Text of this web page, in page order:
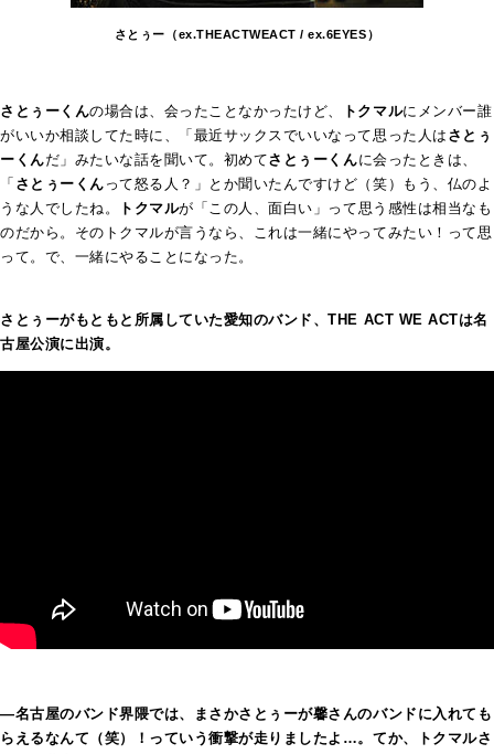
さとぅー（ex.THEACTWEACT / ex.6EYES）
さとぅーくんの場合は、会ったことなかったけど、 トクマルにメンバー誰
がいいか相談してた時に、「最近サックスでいいなって思った人は さとぅ
ーくんだ」みたいな話を聞いて。初めてさとぅーくんに会ったときは、
「 さとぅーくん って怒る人？」とか聞いたんですけど（笑）もう、仏のよ
うな人でしたね。
トクマルが「この人、面白い」って思う感性は相当なも
のだから。そのトクマルが言うなら、これは一緒にやってみたい！って思
って。で、一緒にやることになった。
さとぅーがもともと所属していた愛知のバンド、THE ACT WE ACTは名
古屋公演に出演。
―名古屋のバンド界隈では、まさかさとぅーが馨さんのバンドに入れても
らえるなんて（笑）！っていう衝撃が走りましたよ…。てか、トクマルさ